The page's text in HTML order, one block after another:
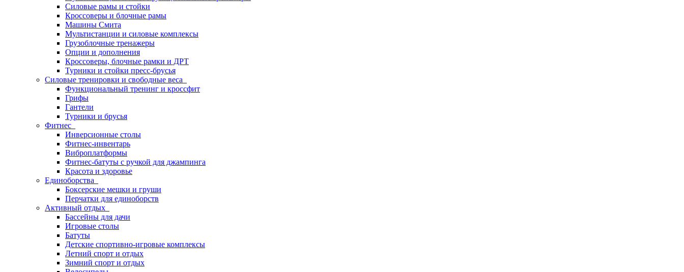
Силовые рамы и стойки
Кроссоверы и блочные рамы
Машины Смита
Мультистанции и силовые комплексы
Грузоблочные тренажеры
Опции и дополнения
Кроссоверы, блочные рамки и ДРТ
Турники и стойки пресс-брусья
Силовые тренировки и свободные веса
Функциональный тренинг и кроссфит
Грифы
Гантели
Турники и брусья
Фитнес
Инверсионные столы
Фитнес-инвентарь
Виброплатформы
Фитнес-батуты с ручкой для джампинга
Красота и здоровье
Единоборства
Боксерские мешки и груши
Перчатки для единоборств
Активный отдых
Бассейны для дачи
Игровые столы
Батуты
Детские спортивно-игровые комплексы
Летний спорт и отдых
Зимний спорт и отдых